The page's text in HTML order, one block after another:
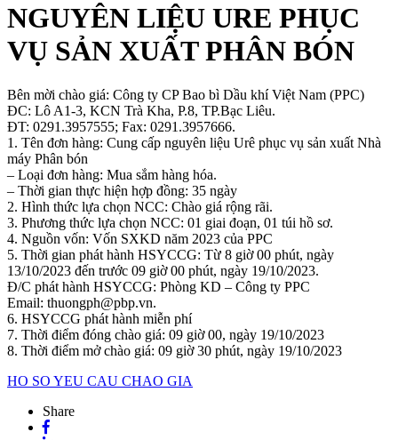
NGUYÊN LIỆU URE PHỤC
VỤ SẢN XUẤT PHÂN BÓN
Bên mời chào giá: Công ty CP Bao bì Dầu khí Việt Nam (PPC)
ĐC: Lô A1-3, KCN Trà Kha, P.8, TP.Bạc Liêu.
ĐT: 0291.3957555; Fax: 0291.3957666.
1. Tên đơn hàng: Cung cấp nguyên liệu Urê phục vụ sản xuất Nhà
máy Phân bón
– Loại đơn hàng: Mua sắm hàng hóa.
– Thời gian thực hiện hợp đồng: 35 ngày
2. Hình thức lựa chọn NCC: Chào giá rộng rãi.
3. Phương thức lựa chọn NCC: 01 giai đoạn, 01 túi hồ sơ.
4. Nguồn vốn: Vốn SXKD năm 2023 của PPC
5. Thời gian phát hành HSYCCG: Từ 8 giờ 00 phút, ngày
13/10/2023 đến trước 09 giờ 00 phút, ngày 19/10/2023.
Đ/C phát hành HSYCCG: Phòng KD – Công ty PPC
Email: thuongph@pbp.vn.
6. HSYCCG phát hành miễn phí
7. Thời điểm đóng chào giá: 09 giờ 00, ngày 19/10/2023
8. Thời điểm mở chào giá: 09 giờ 30 phút, ngày 19/10/2023
HO SO YEU CAU CHAO GIA
Share